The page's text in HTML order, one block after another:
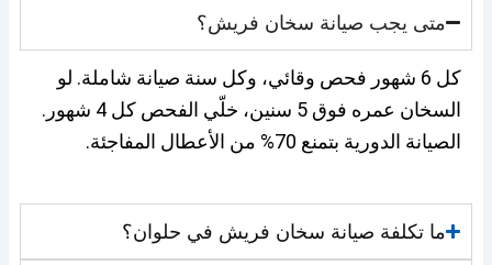
متى يجب صيانة سخان فريش؟
كل 6 شهور فحص وقائي، وكل سنة صيانة شاملة. لو
السخان عمره فوق 5 سنين، خلّي الفحص كل 4 شهور.
الصيانة الدورية بتمنع 70% من الأعطال المفاجئة.
ما تكلفة صيانة سخان فريش في حلوان؟